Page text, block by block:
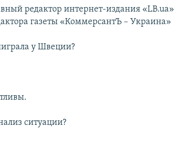
редактор интернет-издания «LB.ua»
газеты «КоммерсантЪ – Украина»
у Швеции?
ситуации?